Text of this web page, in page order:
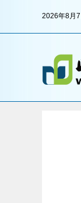
2026年8月